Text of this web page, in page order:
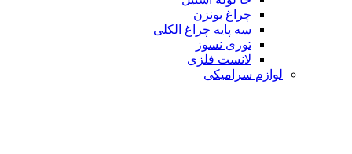
چراغ بونزن
سه پایه چراغ الکلی
توری نسوز
لانست فلزی
لوازم سرامیکی